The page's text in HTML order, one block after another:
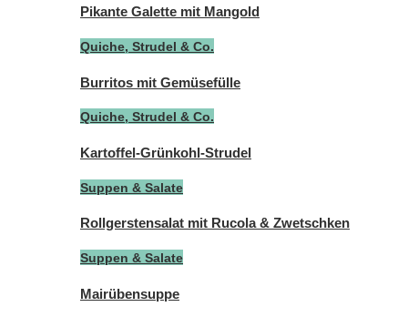
Pikante Galette mit Mangold
Quiche, Strudel & Co.
Burritos mit Gemüsefülle
Quiche, Strudel & Co.
Kartoffel-Grünkohl-Strudel
Suppen & Salate
Rollgerstensalat mit Rucola & Zwetschken
Suppen & Salate
Mairübensuppe